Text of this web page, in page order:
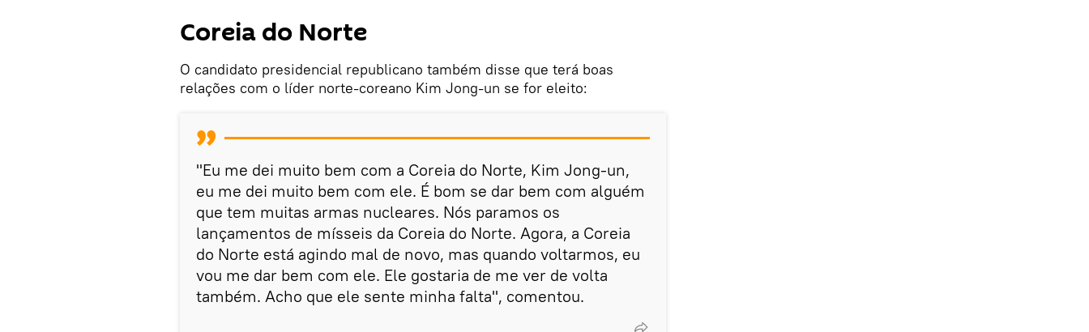
Coreia do Norte
O candidato presidencial republicano também disse que terá boas
relações com o líder norte-coreano Kim Jong-un se for eleito:
"Eu me dei muito bem com a Coreia do Norte, Kim Jong-un,
eu me dei muito bem com ele. É bom se dar bem com alguém
que tem muitas armas nucleares. Nós paramos os
lançamentos de mísseis da Coreia do Norte. Agora, a Coreia
do Norte está agindo mal de novo, mas quando voltarmos, eu
vou me dar bem com ele. Ele gostaria de me ver de volta
também. Acho que ele sente minha falta", comentou.